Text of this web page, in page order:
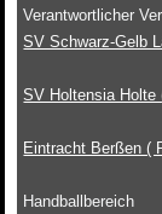
Verantwortlicher
SV Schwarz-Gelb
SV Holtensia Holte
Eintracht Berßen (
Handballbereich